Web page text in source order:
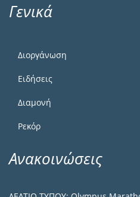
Γενικά
Διοργάνωση
Ειδήσεις
Διαμονή
Ρεκόρ
Ανακοινώσεις